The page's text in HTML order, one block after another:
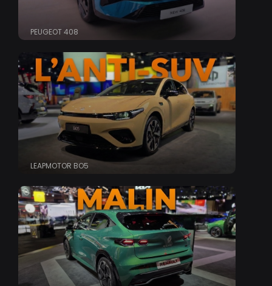
PEUGEOT 408
LEAPMOTOR BO5